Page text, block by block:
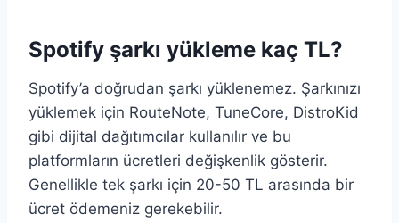
Spotify şarkı yükleme kaç TL?
Spotify’a doğrudan şarkı yüklenemez. Şarkınızı
yüklemek için RouteNote, TuneCore, DistroKid
gibi dijital dağıtımcılar kullanılır ve bu
platformların ücretleri değişkenlik gösterir.
Genellikle tek şarkı için 20-50 TL arasında bir
ücret ödemeniz gerekebilir.